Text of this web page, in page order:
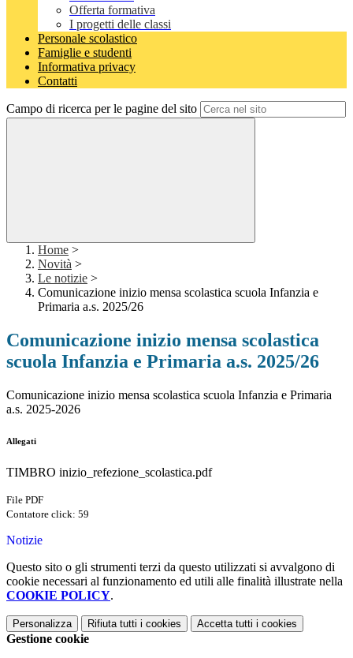
Offerta formativa
I progetti delle classi
Personale scolastico
Famiglie e studenti
Informativa privacy
Contatti
Campo di ricerca per le pagine del sito
Home >
Novità >
Le notizie >
Comunicazione inizio mensa scolastica scuola Infanzia e
Primaria a.s. 2025/26
Comunicazione inizio mensa scolastica
scuola Infanzia e Primaria a.s. 2025/26
Comunicazione inizio mensa scolastica scuola Infanzia e Primaria
a.s. 2025-2026
Allegati
TIMBRO inizio_refezione_scolastica.pdf
File PDF
Contatore click: 59
Notizie
Questo sito o gli strumenti terzi da questo utilizzati si avvalgono di
cookie necessari al funzionamento ed utili alle finalità illustrate nella
COOKIE POLICY.
Personalizza Rifiuta tutti i cookies Accetta tutti i cookies
Gestione cookie